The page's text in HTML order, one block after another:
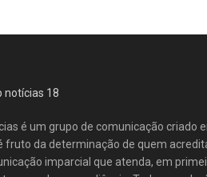
é um grupo de comunicação criado
fruto da determinação de quem
imparcial que atenda, em